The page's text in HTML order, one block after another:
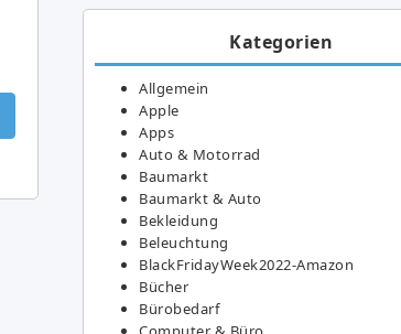
Kategorien
Allgemein
Apple
Apps
Auto & Motorrad
Baumarkt
Baumarkt & Auto
Bekleidung
Beleuchtung
BlackFridayWeek2022-Amazon
Bücher
Bürobedarf